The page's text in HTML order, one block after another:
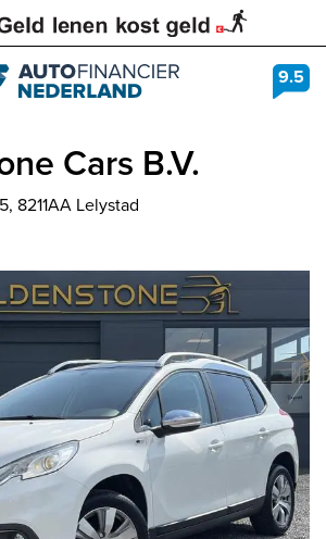
9.5
Cars B.V.
8211AA Lelystad